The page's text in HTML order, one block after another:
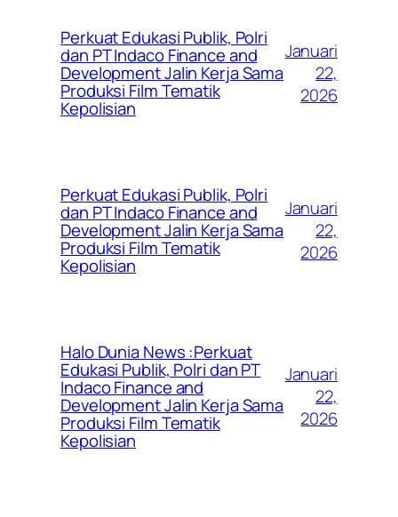
Perkuat Edukasi Publik, Polri
dan PT Indaco Finance and
Development Jalin Kerja Sama
Produksi Film Tematik
Kepolisian
Januari
22,
2026
Perkuat Edukasi Publik, Polri
dan PT Indaco Finance and
Development Jalin Kerja Sama
Produksi Film Tematik
Kepolisian
Januari
22,
2026
Halo Dunia News :Perkuat
Edukasi Publik, Polri dan PT
Indaco Finance and
Development Jalin Kerja Sama
Produksi Film Tematik
Kepolisian
Januari
22,
2026